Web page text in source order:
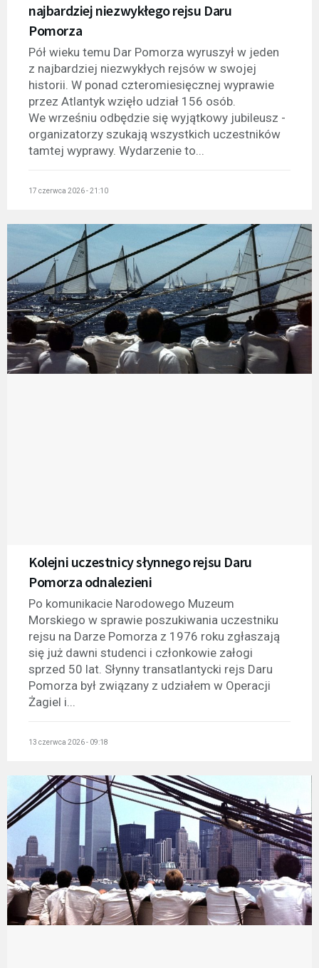
najbardziej niezwykłego rejsu Daru
Pomorza
Pół wieku temu Dar Pomorza wyruszył w jeden
z najbardziej niezwykłych rejsów w swojej
historii. W ponad czteromiesięcznej wyprawie
przez Atlantyk wzięło udział 156 osób.
We wrześniu odbędzie się wyjątkowy jubileusz -
organizatorzy szukają wszystkich uczestników
tamtej wyprawy. Wydarzenie to...
17 czerwca 2026 - 21:10
Kolejni uczestnicy słynnego rejsu Daru
Pomorza odnalezieni
Po komunikacie Narodowego Muzeum
Morskiego w sprawie poszukiwania uczestniku
rejsu na Darze Pomorza z 1976 roku zgłaszają
się już dawni studenci i członkowie załogi
sprzed 50 lat. Słynny transatlantycki rejs Daru
Pomorza był związany z udziałem w Operacji
Żagiel i...
13 czerwca 2026 - 09:18